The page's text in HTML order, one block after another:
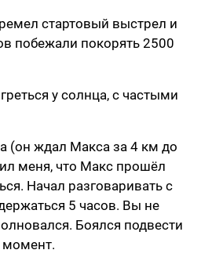
стартовый выстрел и
побежали покорять 2500
у солнца, с частыми
(он ждал Макса за 4 км до
меня, что Макс прошёл
Начал разговаривать с
5 часов. Вы не
Боялся подвести
момент.